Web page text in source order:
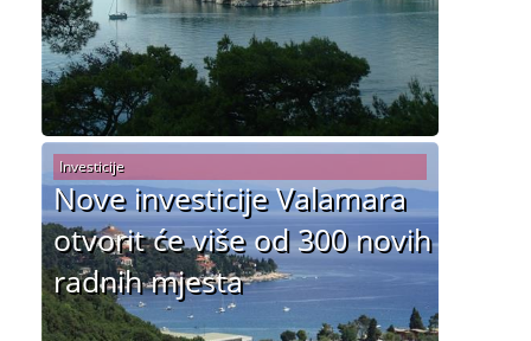
Nove investicije Valamara
otvorit će više od 300 novih
radnih mjesta
Investicije